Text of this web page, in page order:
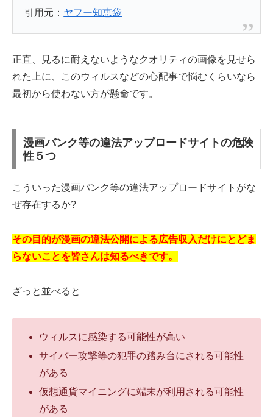
引用元： ヤフー知恵袋
正直、見るに耐えないようなクオリティの画像を見せら
れた上に、このウィルスなどの心配事で悩むくらいなら
最初から使わない方が懸命です。
漫画バンク等の違法アップロードサイトの危険
性５つ
こういった漫画バンク等の違法アップロードサイトがな
ぜ存在するか?
その目的が漫画の違法公開による広告収入だけにとどま
らないことを皆さんは知るべきです。
ざっと並べると
ウィルスに感染する可能性が高い
サイバー攻撃等の犯罪の踏み台にされる可能性
がある
仮想通貨マイニングに端末が利用される可能性
がある